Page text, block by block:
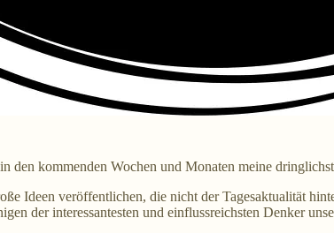
den kommenden Wochen und Monaten meine
Ideen veröffentlichen, die nicht der Tagesaktualität
der interessantesten und einflussreichsten Denker